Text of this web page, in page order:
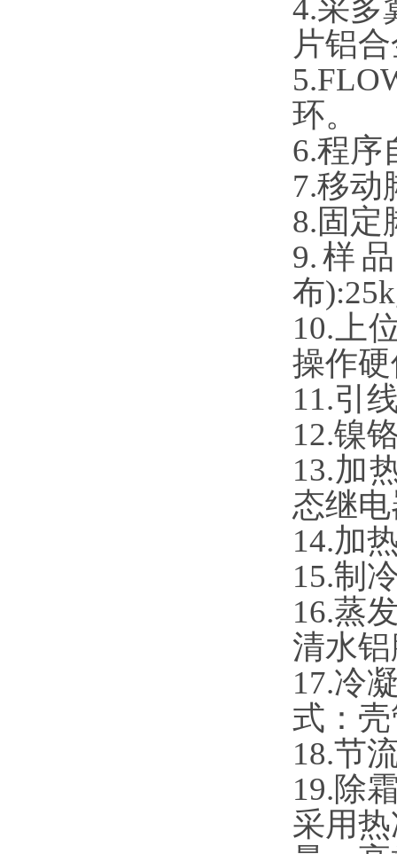
4.采多
片铝
环。
6.程序
7.移动
8.固定
9.样
布
10. 上
操作
11.引
12.镍
13.加
态继
14.加
15.制
16.蒸
清水
17.冷
式：
18.节
19.除
采用